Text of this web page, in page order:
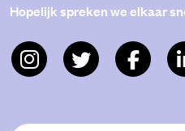
Hopelijk spreken we elkaar